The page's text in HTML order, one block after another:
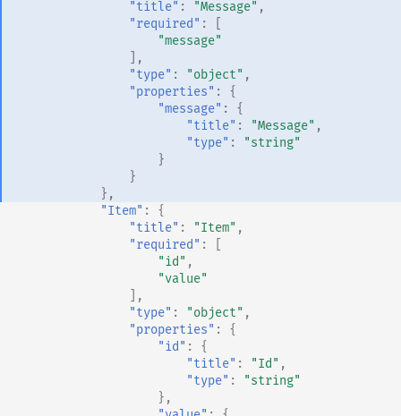
"title" : "Message" ,
"required" :
"message"
],
"type" : "object" ,
"properties" :
{
"message" :
{
"title" : "Message" ,
"type" :
"string"
}
}
},
"Item" :
{
"title" : "Item" ,
"required" :
"id" ,
"value"
],
"type" : "object" ,
"properties" :
{
"id" :
{
"title" : "Id" ,
"type" :
"string"
},